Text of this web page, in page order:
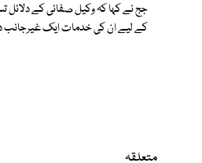
جج نے کہا کہ وکیل صفائی کے دلائل
کے لیے ان کی خدمات ایک غیرجانب
متعلقہ